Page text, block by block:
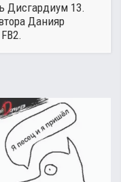
Дисгардиум 13.
Данияр